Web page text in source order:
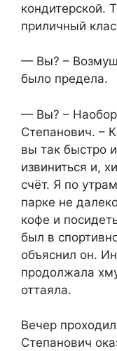
кондитерской.
приличный
— Вы? –
было предела.
— Вы? –
Степанович. –
вы так быстро
извиниться и,
счёт. Я по
парке не
кофе и
был в
объяснил он.
продолжала
оттаяла.
Вечер
Степанович